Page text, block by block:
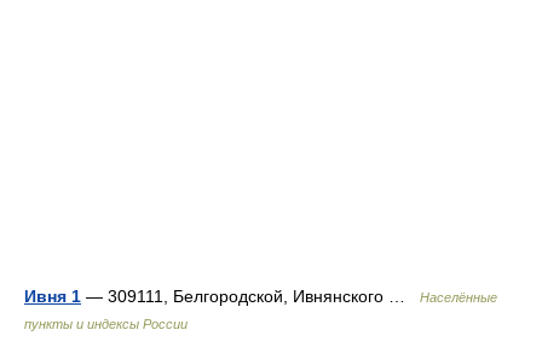
Ивня 1 — 309111, Белгородской, Ивнянского …
Населённые
пункты и индексы России